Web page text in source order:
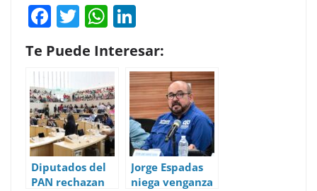
F
a
c
e
b
o
o
k
T
w
itt
er
W
h
at
s
A
p
p
k
e
dI
n
Te Puede Interesar:
Diputados del
PAN rechazan
Jorge Espadas
niega venganza